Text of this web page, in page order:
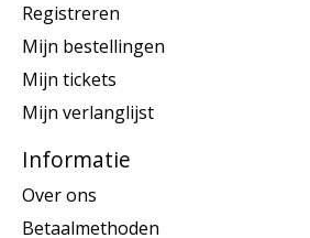
Registreren
Mijn bestellingen
Mijn tickets
Mijn verlanglijst
Informatie
Over ons
Betaalmethoden